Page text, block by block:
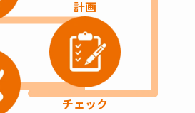
計画
チェック